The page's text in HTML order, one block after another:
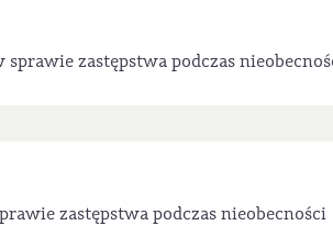
zastępstwa podczas
zastępstwa podczas nieobecności